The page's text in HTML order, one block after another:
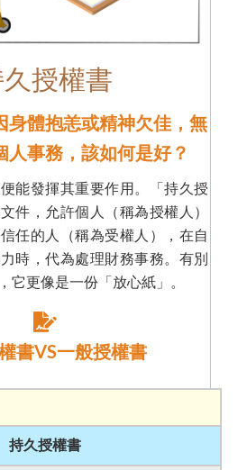
授權書
身體抱恙或精神欠佳，無
人事務，該如何是好？
能發揮其重要作用。「持久授
件，允許個人（稱為授權人）
任的人（稱為受權人），在自
時，代為處理財務事務。 有別
它更像是一份「放心紙」。
書VS一般授權書
持久授權書